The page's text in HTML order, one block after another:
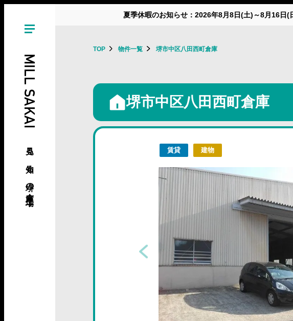
夏季休暇のお知らせ：2026年8月8日(土)～8月16日(
MILL SAKAI
見る、知る、堺の倉庫･工場
TOP 物件一覧 堺市中区八田西町倉庫
堺市中区八田西町倉庫
賃貸 建物